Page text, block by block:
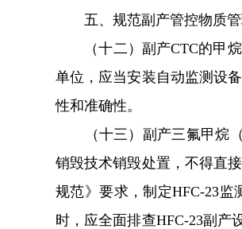
五、规范副产管控物质
（十二）副产CTC的甲烷
单位，应当安装自动监测设
性和准确性。
（十三）副产三氟甲烷（
销毁技术销毁处置，不得直
规范》要求，制定HFC-23
时，应全面排查HFC-23副产